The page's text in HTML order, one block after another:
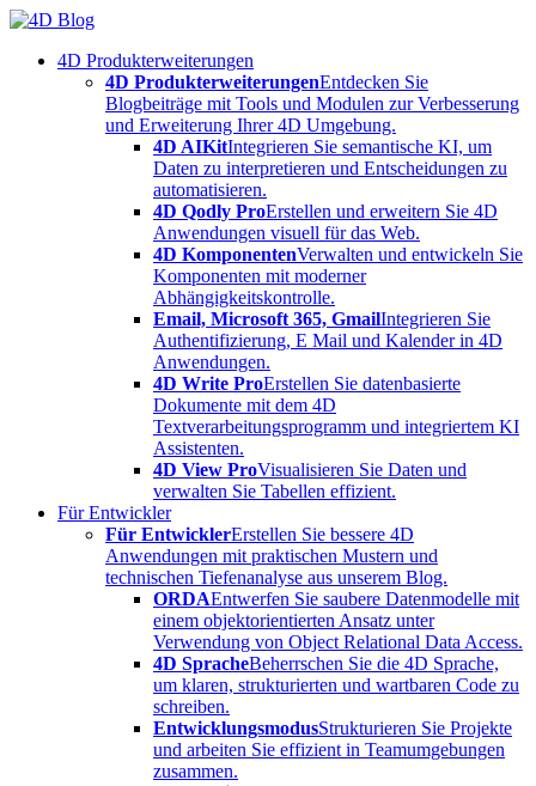
Skip
content4D Produkterweiterungen
4D ProdukterweiterungenEntdecken Sie
Blogbeiträge mit Tools und Modulen zur Verbesserung
und Erweiterung Ihrer 4D Umgebung.
4D AIKitIntegrieren Sie semantische KI, um
Daten zu interpretieren und Entscheidungen zu
automatisieren.
4D Qodly ProErstellen und erweitern Sie 4D
Anwendungen visuell für das Web.
4D KomponentenVerwalten und entwickeln Sie
Komponenten mit moderner
Abhängigkeitskontrolle.
Email, Microsoft 365, GmailIntegrieren Sie
Authentifizierung, E Mail und Kalender in 4D
Anwendungen.
4D Write ProErstellen Sie datenbasierte
Dokumente mit dem 4D
Textverarbeitungsprogramm und integriertem KI
Assistenten.
4D View ProVisualisieren Sie Daten und
verwalten Sie Tabellen effizient.
Für Entwickler
Für EntwicklerErstellen Sie bessere 4D
Anwendungen mit praktischen Mustern und
technischen Tiefenanalyse aus unserem Blog.
ORDAEntwerfen Sie saubere Datenmodelle mit
einem objektorientierten Ansatz unter
Verwendung von Object Relational Data Access.
4D SpracheBeherrschen Sie die 4D Sprache,
um klaren, strukturierten und wartbaren Code zu
schreiben.
EntwicklungsmodusStrukturieren Sie Projekte
und arbeiten Sie effizient in Teamumgebungen
zusammen.